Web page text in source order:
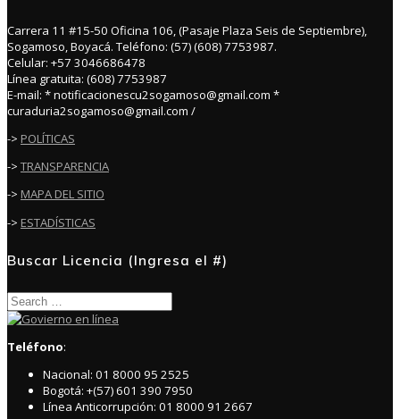
Carrera 11 #15-50 Oficina 106, (Pasaje Plaza Seis de Septiembre),
Sogamoso, Boyacá. Teléfono: (57) (608) 7753987.
Celular: +57 3046686478
Línea gratuita: (608) 7753987
E-mail: * notificacionescu2sogamoso@gmail.com *
curaduria2sogamoso@gmail.com /
-> POLÍTICAS
-> TRANSPARENCIA
-> MAPA DEL SITIO
-> ESTADÍSTICAS
Buscar Licencia (Ingresa el #)
Search
for:
Teléfono:
Nacional: 01 8000 95 2525
Bogotá: +(57) 601 390 7950
Línea Anticorrupción: 01 8000 91 2667